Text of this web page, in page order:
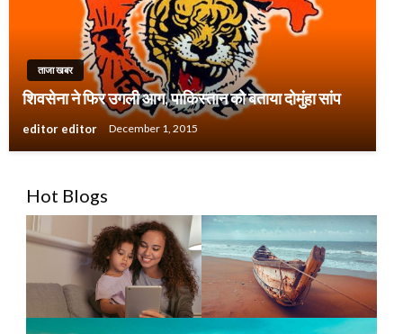
ताजा खबर
शिवसेना ने फिर उगली आग, पाकिस्तान को बताया दोमुंहा सांप
editor editor December 1, 2015
Hot Blogs